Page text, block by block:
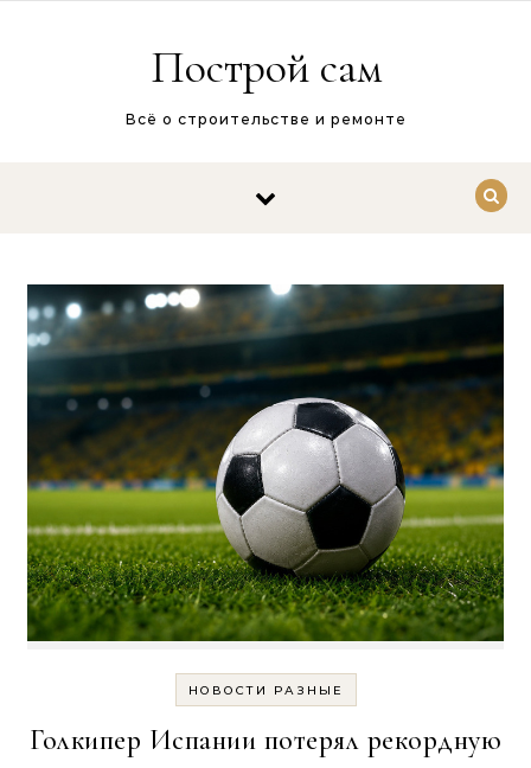
Построй сам
Всё о строительстве и ремонте
НОВОСТИ РАЗНЫЕ
Голкипер Испании потерял рекордную